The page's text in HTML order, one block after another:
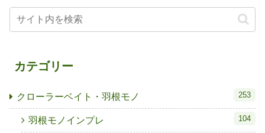
カテゴリー
クローラーベイト・羽根モノ 253
羽根モノインプレ 104